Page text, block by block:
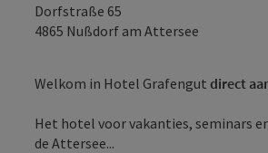
Dorfstraße 65
4865 Nußdorf am Attersee
Welkom in Hotel Grafengut direct
Het hotel voor vakanties, seminars
de Attersee...